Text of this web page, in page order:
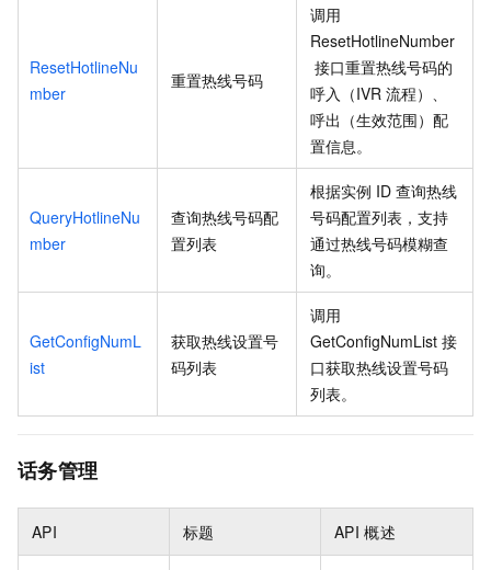
ResetHotlineNu
mber
重置热线号码
调用
ResetHotlineNumber
接口重置热线号码的
呼入（IVR 流程）、
呼出（生效范围）配
置信息。
QueryHotlineNu
mber
查询热线号码配
置列表
根据实例 ID 查询热线
号码配置列表，支持
通过热线号码模糊查
询。
GetConfigNumL
ist
获取热线设置号
码列表
调用
GetConfigNumList 接
口获取热线设置号码
列表。
话务管理
API 标题 API 概述